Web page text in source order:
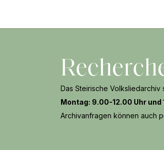
Das Steirische
Montag: 9.00-12.00 Uhr
Archivanfragen können auch